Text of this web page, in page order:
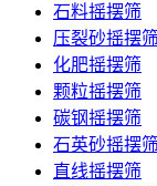
石料摇摆筛
压裂砂摇摆
化肥摇摆筛
颗粒摇摆筛
碳钢摇摆筛
石英砂摇摆
直线摇摆筛